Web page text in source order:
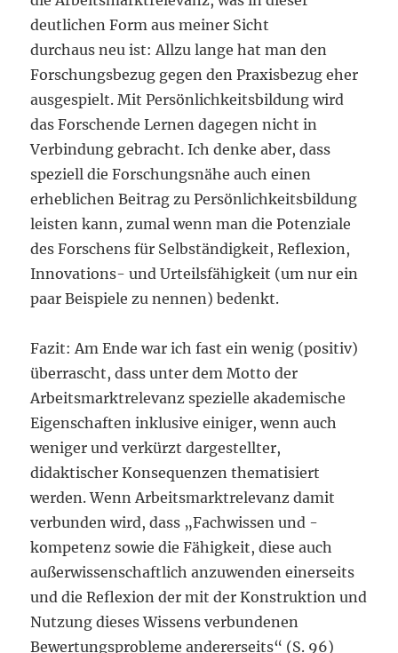
deutlichen Form aus meiner Sicht
durchaus neu ist: Allzu lange hat man den
Forschungsbezug gegen den Praxisbezug eher
ausgespielt. Mit Persönlichkeitsbildung wird
das Forschende Lernen dagegen nicht in
Verbindung gebracht. Ich denke aber, dass
speziell die Forschungsnähe auch einen
erheblichen Beitrag zu Persönlichkeitsbildung
leisten kann, zumal wenn man die Potenziale
des Forschens für Selbständigkeit, Reflexion,
Innovations- und Urteilsfähigkeit (um nur ein
paar Beispiele zu nennen) bedenkt.
Fazit: Am Ende war ich fast ein wenig (positiv)
überrascht, dass unter dem Motto der
Arbeitsmarktrelevanz spezielle akademische
Eigenschaften inklusive einiger, wenn auch
weniger und verkürzt dargestellter,
didaktischer Konsequenzen thematisiert
werden. Wenn Arbeitsmarktrelevanz damit
verbunden wird, dass „Fachwissen und -
kompetenz sowie die Fähigkeit, diese auch
außerwissenschaftlich anzuwenden einerseits
und die Reflexion der mit der Konstruktion und
Nutzung dieses Wissens verbundenen
Bewertungsprobleme andererseits“ (S. 96)